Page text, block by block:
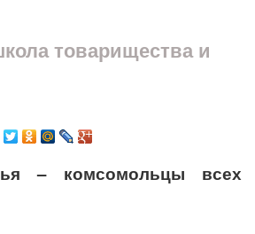
товарищества и
– комсомольцы всех